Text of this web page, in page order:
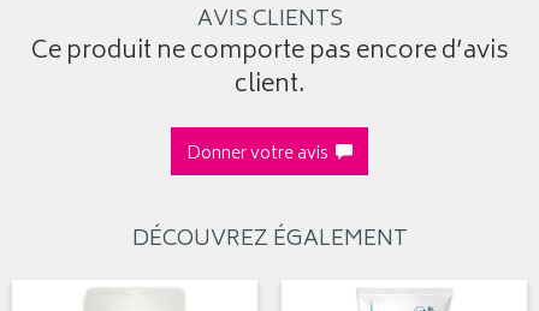
AVIS CLIENTS
Ce produit ne comporte pas encore d’avis
client.
Donner votre avis
DÉCOUVREZ ÉGALEMENT